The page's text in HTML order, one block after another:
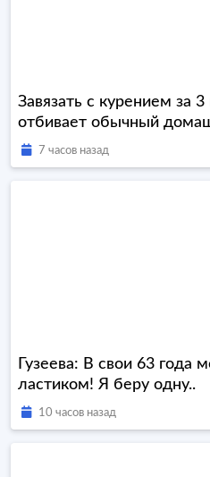
Завязать с курением за
отбивает обычный
7 часов назад
Гузеева: В свои 63 года
ластиком! Я беру одну..
10 часов назад